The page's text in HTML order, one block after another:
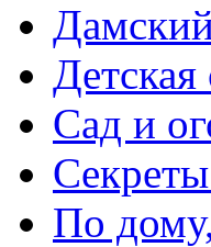
Детская
Сад и
По